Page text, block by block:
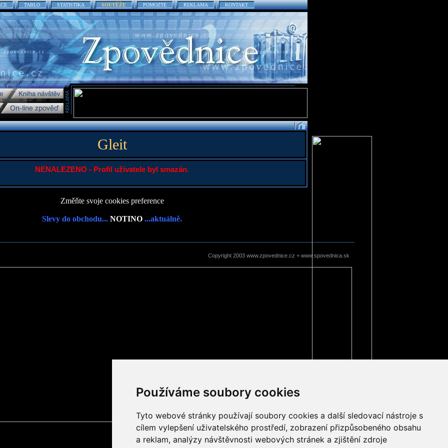
Používáme soubory cookies
Tyto webové stránky používají soubory cookies a další sledovací nástroje s
cílem vylepšení uživatelského prostředí, zobrazení přizpůsobeného obsahu
a reklam, analýzy návštěvnosti webových stránek a zjištění zdroje
TABLO STATISTIKA SOUTĚŽE POMOZTE REKLAMA KONTAKT
Gleit
NENALEZENO - Profil uživatele byl smazán.
Změňte svoje cookies preference
Slevy do obchodu... NOTINO ...aktuálně.
Copyright 2003 www.zpovednice.cz + www.spovednica.sk